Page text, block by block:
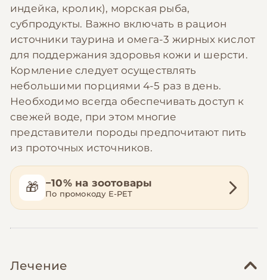
индейка, кролик), морская рыба,
субпродукты. Важно включать в рацион
источники таурина и омега-3 жирных кислот
для поддержания здоровья кожи и шерсти.
Кормление следует осуществлять
небольшими порциями 4-5 раз в день.
Необходимо всегда обеспечивать доступ к
свежей воде, при этом многие
представители породы предпочитают пить
из проточных источников.
🎁 −10% на зоотовары
По промокоду E-PET
Лечение